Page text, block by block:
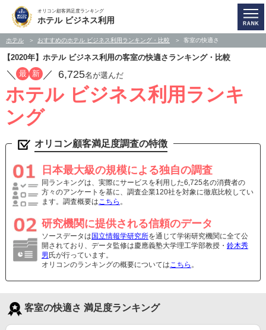
オリコン顧客満足度ランキング
ホテル ビジネス利用
ホテル おすすめのホテル ビジネス利用ランキング・比較 客室の快適さ
【2020年】ホテル ビジネス利用の客室の快適さランキング・比較
／ 最 新 ／ 6,725名が選んだ
ホテル ビジネス利用ランキ
ング
オリコン顧客満足度調査の特徴
日本最大級の規模による独自の調査
同ランキングは、実際にサービスを利用した6,725名の消費者の
方々のアンケートを基に、調査企業120社を対象に徹底比較してい
ます。調査概要はこちら 。
研究機関に提供される信頼のデータ
ソースデータは 国立情報学研究所を通じて学術研究機関に全て公
開されており、データ監修は慶應義塾大学理工学部教授・ 鈴木秀
男 氏が行っています。
オリコンのランキングの概要についてはこちら 。
客室の快適さ 満足度ランキング